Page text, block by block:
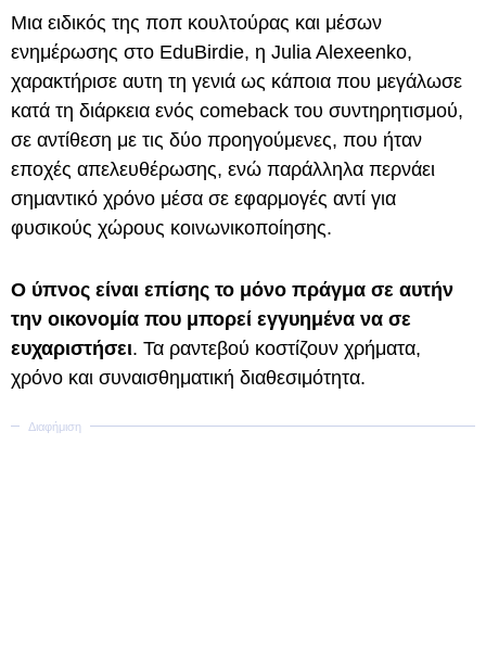
Μια ειδικός της ποπ κουλτούρας και μέσων
ενημέρωσης στο EduBirdie, η Julia Alexeenko,
χαρακτήρισε αυτη τη γενιά ως κάποια που μεγάλωσε
κατά τη διάρκεια ενός comeback του συντηρητισμού,
σε αντίθεση με τις δύο προηγούμενες, που ήταν
εποχές απελευθέρωσης, ενώ παράλληλα περνάει
σημαντικό χρόνο μέσα σε εφαρμογές αντί για
φυσικούς χώρους κοινωνικοποίησης.
Ο ύπνος είναι επίσης το μόνο πράγμα σε αυτήν
την οικονομία που μπορεί εγγυημένα να σε
ευχαριστήσει. Τα ραντεβού κοστίζουν χρήματα,
χρόνο και συναισθηματική διαθεσιμότητα.